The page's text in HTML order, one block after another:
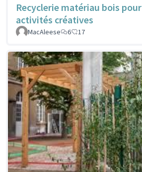
Recyclerie matériau bois pour
activités créatives
MacAleese 6 17